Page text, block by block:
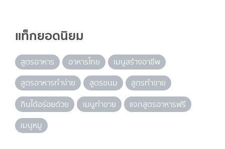
แท็กยอดนิยม
สูตรอาหาร อาหารไทย
เมนูสร้างอาชีพ
สูตรอาหารทำง่าย
สูตรขนม
สูตรทำขาย
กินได้อร่อยด้วย
เมนูทำขาย
แจกสูตรอาหารฟรี
เมนูหมู